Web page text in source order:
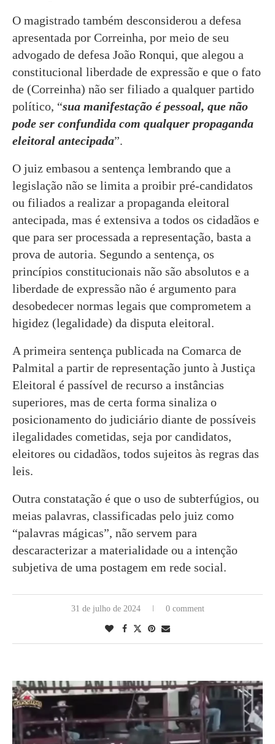
O magistrado também desconsiderou a defesa
apresentada por Correinha, por meio de seu
advogado de defesa João Ronqui, que alegou a
constitucional liberdade de expressão e que o fato
de (Correinha) não ser filiado a qualquer partido
político, “sua manifestação é pessoal, que não
pode ser confundida com qualquer propaganda
eleitoral antecipada”.
O juiz embasou a sentença lembrando que a
legislação não se limita a proibir pré-candidatos
ou filiados a realizar a propaganda eleitoral
antecipada, mas é extensiva a todos os cidadãos e
que para ser processada a representação, basta a
prova de autoria. Segundo a sentença, os
princípios constitucionais não são absolutos e a
liberdade de expressão não é argumento para
desobedecer normas legais que comprometem a
higidez (legalidade) da disputa eleitoral.
A primeira sentença publicada na Comarca de
Palmital a partir de representação junto à Justiça
Eleitoral é passível de recurso a instâncias
superiores, mas de certa forma sinaliza o
posicionamento do judiciário diante de possíveis
ilegalidades cometidas, seja por candidatos,
eleitores ou cidadãos, todos sujeitos às regras das
leis.
Outra constatação é que o uso de subterfúgios, ou
meias palavras, classificadas pelo juiz como
“palavras mágicas”, não servem para
descaracterizar a materialidade ou a intenção
subjetiva de uma postagem em rede social.
31 de julho de 2024 0 comment